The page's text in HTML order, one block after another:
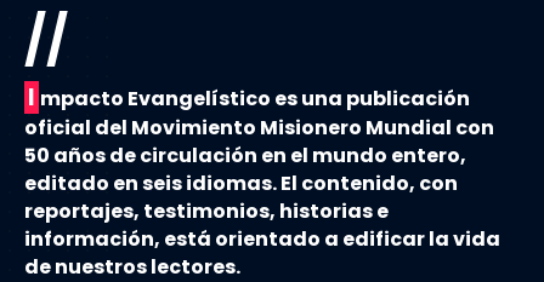
//
I mpacto Evangelístico es una publicación
oficial del Movimiento Misionero Mundial con
50 años de circulación en el mundo entero,
editado en seis idiomas. El contenido, con
reportajes, testimonios, historias e
información, está orientado a edificar la vida
de nuestros lectores.